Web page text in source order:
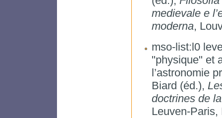
medievale e
moderna,
mso-list:l0
"physique" et
l’astronomie
Biard (éd.),
doctrines de
Leuven-Paris,